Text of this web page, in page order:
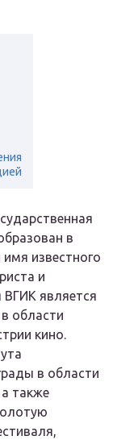
в
известного
и
ВГИК является
области
кино.
в области
также